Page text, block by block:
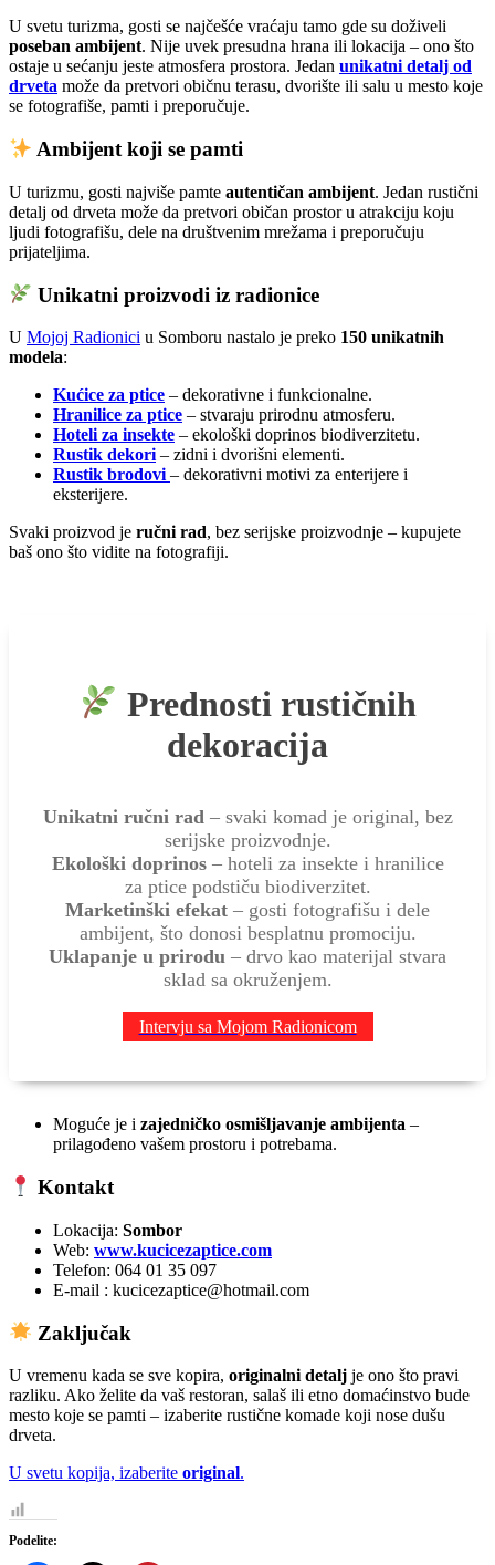
U svetu turizma, gosti se najčešće vraćaju tamo gde su doživeli
poseban ambijent. Nije uvek presudna hrana ili lokacija – ono što
ostaje u sećanju jeste atmosfera prostora. Jedan unikatni detalj od
drveta može da pretvori običnu terasu, dvorište ili salu u mesto koje
se fotografiše, pamti i preporučuje.
Ambijent koji se pamti
U turizmu, gosti najviše pamte autentičan ambijent. Jedan rustični
detalj od drveta može da pretvori običan prostor u atrakciju koju
ljudi fotografišu, dele na društvenim mrežama i preporučuju
prijateljima.
Unikatni proizvodi iz radionice
U Mojoj Radionici u Somboru nastalo je preko 150 unikatnih
modela:
Kućice za ptice – dekorativne i funkcionalne.
Hranilice za ptice – stvaraju prirodnu atmosferu.
Hoteli za insekte – ekološki doprinos biodiverzitetu.
Rustik dekori – zidni i dvorišni elementi.
Rustik brodovi – dekorativni motivi za enterijere i
eksterijere.
Svaki proizvod je ručni rad, bez serijske proizvodnje – kupujete
baš ono što vidite na fotografiji.
Prednosti rustičnih
dekoracija
Unikatni ručni rad– svaki komad je original, bez
serijske proizvodnje.
Ekološki doprinos– hoteli za insekte i hranilice
za ptice podstiču biodiverzitet.
Marketinški efekat – gosti fotografišu i dele
ambijent, što donosi besplatnu promociju.
Uklapanje u prirodu – drvo kao materijal stvara
sklad sa okruženjem.
Intervju sa Mojom Radionicom
Moguće je i zajedničko osmišljavanje ambijenta –
prilagođeno vašem prostoru i potrebama.
Kontakt
Lokacija: Sombor
Web: www.kucicezaptice.com
Telefon: 064 01 35 097
E-mail : kucicezaptice@hotmail.com
Zaključak
U vremenu kada se sve kopira, originalni detalj je ono što pravi
razliku. Ako želite da vaš restoran, salaš ili etno domaćinstvo bude
mesto koje se pamti – izaberite rustične komade koji nose dušu
drveta.
U svetu kopija, izaberite original.
Podelite: